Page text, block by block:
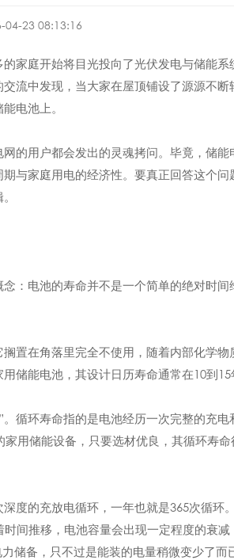
04-23 08:13:16
家庭开始将目光投向了光伏发电与储能系
流中发现，当大家在屋顶铺设了源源不断
电池上。
的用户都会发出的灵魂拷问。毕竟，储
与家庭用电的经济性。要真正回答这个
：电池的寿命并不是一个简单的绝对时
置在角落里完全不使用，随着内部化学
储能电池，其设计日历寿命通常在10到15
循环寿命指的是电池经历一次完整的充电
用储能设备，只要选材优良，其循环寿
度的充放电循环，一年也就是365次循环
间推移，电池容量会出现一定程度的衰
储备，只不过是能装的电量稍微变少了而